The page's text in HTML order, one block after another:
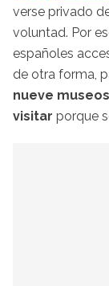
verse privado
voluntad. Por
españoles
de otra forma,
nueve
visitar porque